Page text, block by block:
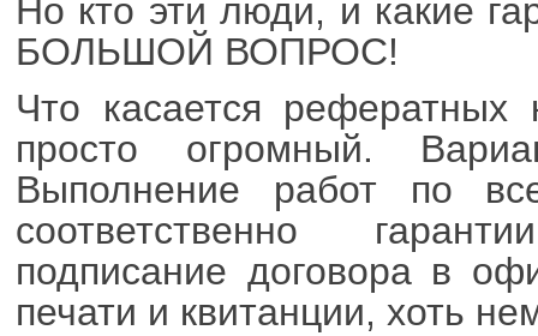
Но кто эти люди, и какие
БОЛЬШОЙ ВОПРОС!
Что касается
просто огромный.
Выполнение работ по
соответственно
подписание договора в
печати и квитанции, хоть